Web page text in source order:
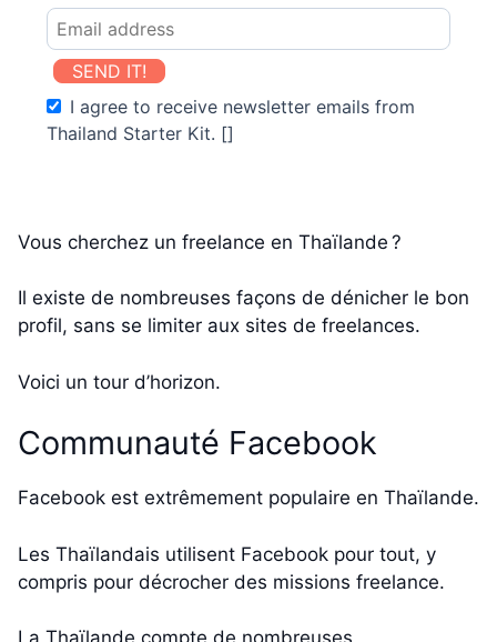
SEND IT!
I agree to receive newsletter emails from
Thailand Starter Kit. []
Vous cherchez un freelance en Thaïlande ?
Il existe de nombreuses façons de dénicher le bon
profil, sans se limiter aux sites de freelances.
Voici un tour d’horizon.
Communauté Facebook
Facebook est extrêmement populaire en Thaïlande.
Les Thaïlandais utilisent Facebook pour tout, y
compris pour décrocher des missions freelance.